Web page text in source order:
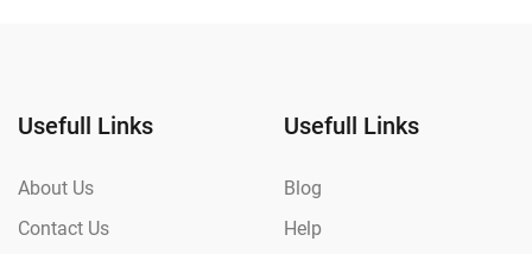
Usefull Links
About Us
Contact Us
Usefull Links
Blog
Help